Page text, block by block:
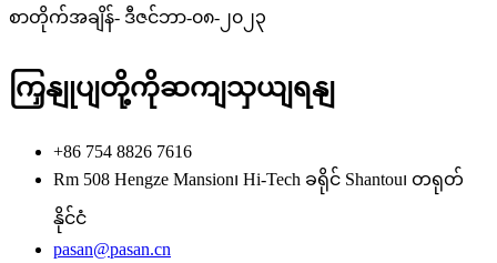
စာတိုက်အချိန်- ဒီဇင်ဘာ-၀၈-၂၀၂၃
ကြှနျုပျတို့ကိုဆကျသှယျရနျ
+86 754 8826 7616
Rm 508 Hengze Mansion၊ Hi-Tech ခရိုင် Shantou၊ တရုတ်
နိုင်ငံ
pasan@pasan.cn